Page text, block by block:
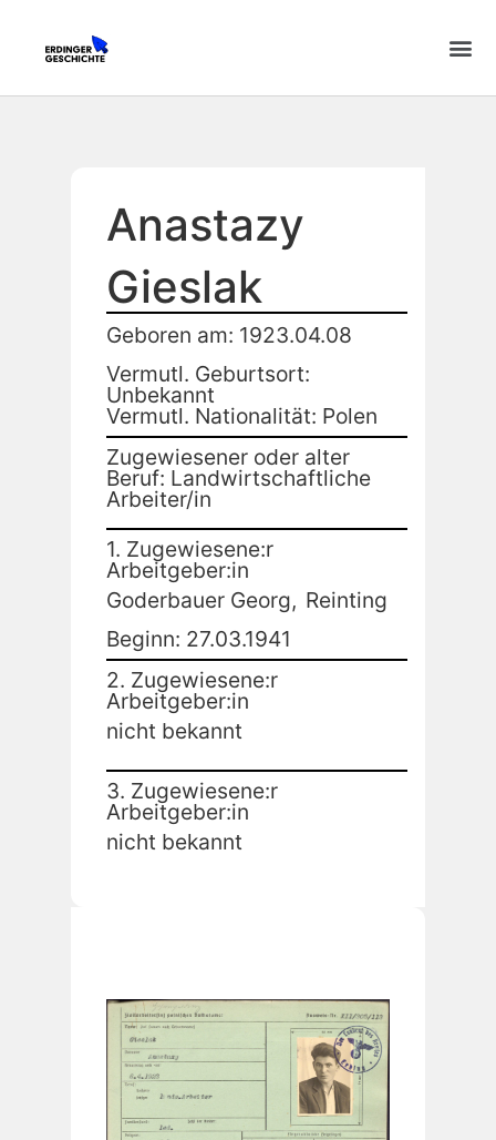
Anastazy
Gieslak
Geboren am: 1923.04.08
Vermutl. Geburtsort:
Unbekannt
Vermutl. Nationalität: Polen
Zugewiesener oder alter
Beruf: Landwirtschaftliche
Arbeiter/in
1. Zugewiesene:r
Arbeitgeber:in
Goderbauer Georg, Reinting
Beginn: 27.03.1941
2. Zugewiesene:r
Arbeitgeber:in
nicht bekannt
3. Zugewiesene:r
Arbeitgeber:in
nicht bekannt